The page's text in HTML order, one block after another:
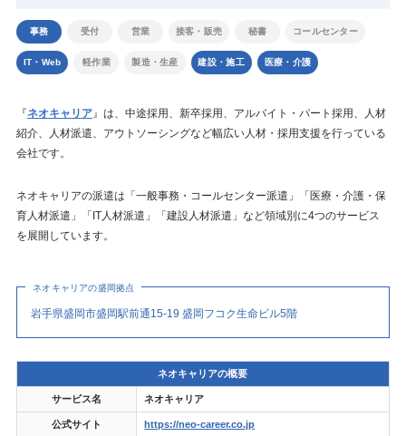
事務 受付 営業 接客・販売 秘書 コールセンター
IT・Web 軽作業 製造・生産 建設・施工 医療・介護
『ネオキャリア』は、中途採用、新卒採用、アルバイト・パート採用、人材
紹介、人材派遣、アウトソーシングなど幅広い人材・採用支援を行っている
会社です。
ネオキャリアの派遣は「一般事務・コールセンター派遣」「医療・介護・保
育人材派遣」「IT人材派遣」「建設人材派遣」など領域別に4つのサービス
を展開しています。
ネオキャリアの盛岡拠点
岩手県盛岡市盛岡駅前通15-19 盛岡フコク生命ビル5階
ネオキャリアの概要
サービス名 ネオキャリア
公式サイト https://neo-career.co.jp